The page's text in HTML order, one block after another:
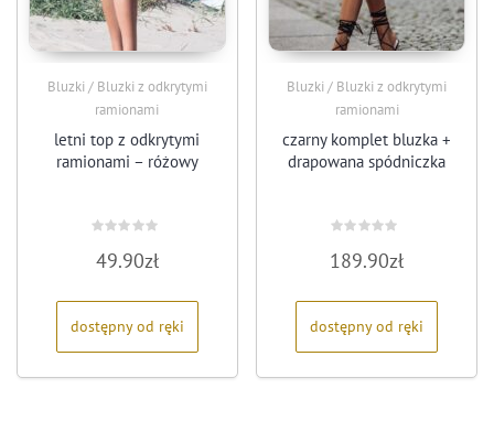
Bluzki / Bluzki z odkrytymi
ramionami
letni top z odkrytymi
ramionami – różowy
0
na
49.90zł
dostępny od ręki
Bluzki / Bluzki z odkrytymi
ramionami
czarny komplet bluzka +
drapowana spódniczka
0
na
189.90zł
dostępny od ręki